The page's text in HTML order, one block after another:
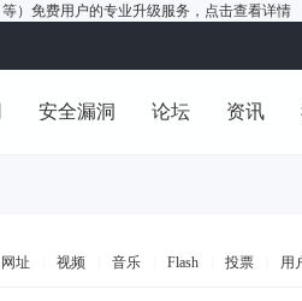
）免费用户的专业升级服务， 点击查看详情
安全漏洞 论坛 资讯
网址 视频 音乐 Flash 投票 用